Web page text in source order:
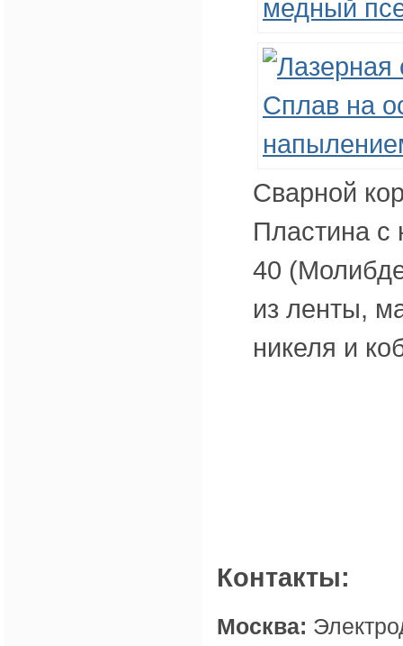
Сварной
Пластина
40
из ленты,
никеля и
Контакты:
Москва: